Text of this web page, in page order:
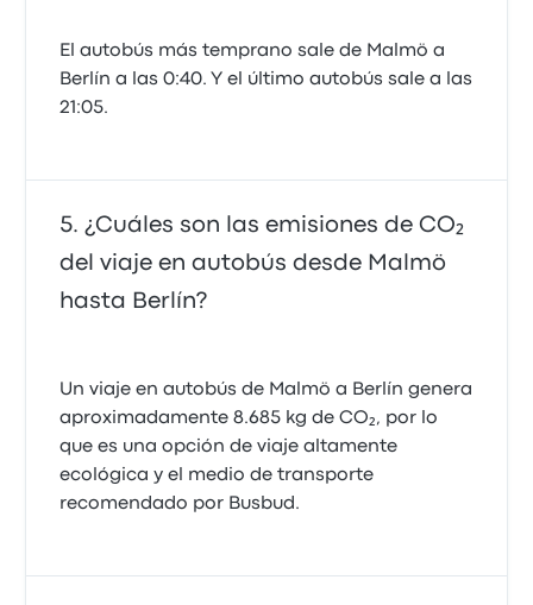
El autobús más temprano sale de Malmö a
Berlín a las 0:40. Y el último autobús sale a las
21:05.
¿Cuáles son las emisiones de CO₂
del viaje en autobús desde Malmö
hasta Berlín?
Un viaje en autobús de Malmö a Berlín genera
aproximadamente 8.685 kg de CO₂, por lo
que es una opción de viaje altamente
ecológica y el medio de transporte
recomendado por Busbud.